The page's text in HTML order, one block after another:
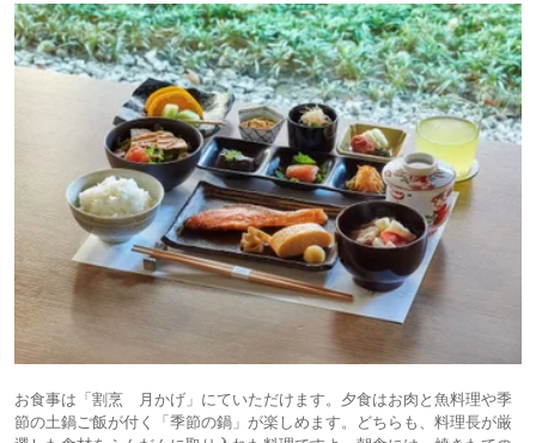
お食事は「割烹 月かげ」にていただけます。夕食はお肉と魚料理や季
節の土鍋ご飯が付く「季節の鍋」が楽しめます。どちらも、料理長が厳